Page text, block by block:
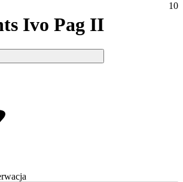
Ivo Pag II
10